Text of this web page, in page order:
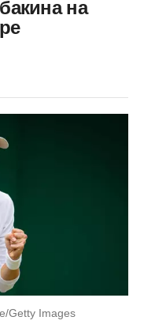
на
Getty Images